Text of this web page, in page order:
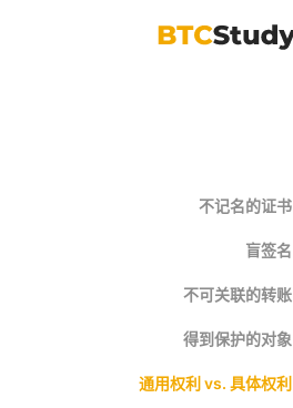
不记名的证书
盲签名
不可关联的转账
得到保护的对象
通用权利 vs. 具体权利